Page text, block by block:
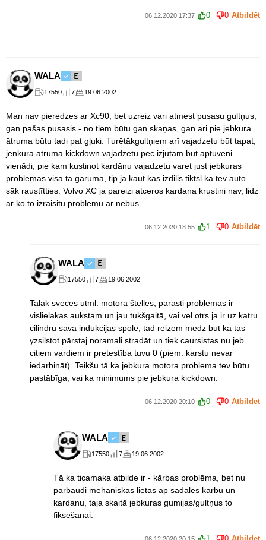
06.12.2020 17:37 0 0 Atbildēt
WALA
17550 7 19.06.2002
Man nav pieredzes ar Xc90, bet uzreiz vari atmest pusasu gultņus,
gan pašas pusasis - no tiem būtu gan skaņas, gan ari pie jebkura
ātruma būtu tadi pat gļuki. Turētākgultņiem arī vajadzetu būt tapat,
jenkura atruma kickdown vajadzetu pēc izjūtām būt aptuveni
vienādi, pie kam kustinot kardānu vajadzetu varet just jebkuras
problemas visā tā garumā, tip ja kaut kas izdilis tiktsl ka tev auto
sāk raustītties. Volvo XC ja pareizi atceros kardana krustini nav, lidz
ar ko to izraisitu problēmu ar nebūs.
06.12.2020 18:55 1 0 Atbildēt
WALA
17550 7 19.06.2002
Talak sveces utml. motora štelles, parasti problemas ir
vislielakas aukstam un jau tukšgaitā, vai vel otrs ja ir uz katru
cilindru sava indukcijas spole, tad reizem mēdz but ka tas
yzsilstot pārstaj noramali stradāt un tiek caursistas nu jeb
citiem vardiem ir pretestība tuvu 0 (piem. karstu nevar
iedarbināt). Teikšu tā ka jebkura motora problema tev būtu
pastābīga, vai ka minimums pie jebkura kickdown.
06.12.2020 20:10 0 0 Atbildēt
WALA
17550 7 19.06.2002
Tā ka ticamaka atbilde ir - kārbas problēma, bet nu
parbaudi mehāniskas lietas ap sadales karbu un
kardanu, taja skaitā jebkuras gumijas/gultņus to
fiksēšanai.